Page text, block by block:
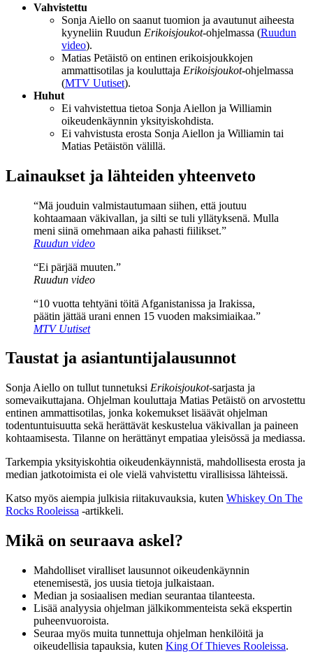
Vahvistettu
Sonja Aiello on saanut tuomion ja avautunut aiheesta
kyyneliin Ruudun Erikoisjoukot-ohjelmassa (Ruudun
video).
Matias Petäistö on entinen erikoisjoukkojen
ammattisotilas ja kouluttaja Erikoisjoukot-ohjelmassa
(MTV Uutiset).
Huhut
Ei vahvistettua tietoa Sonja Aiellon ja Williamin
oikeudenkäynnin yksityiskohdista.
Ei vahvistusta erosta Sonja Aiellon ja Williamin tai
Matias Petäistön välillä.
Lainaukset ja lähteiden yhteenveto
“Mä jouduin valmistautumaan siihen, että joutuu
kohtaamaan väkivallan, ja silti se tuli yllätyksenä. Mulla
meni siinä omehmaan aika pahasti fiilikset.”
Ruudun video
“Ei pärjää muuten.”
Ruudun video
“10 vuotta tehtyäni töitä Afganistanissa ja Irakissa,
päätin jättää urani ennen 15 vuoden maksimiaikaa.”
MTV Uutiset
Taustat ja asiantuntijalausunnot
Sonja Aiello on tullut tunnetuksi Erikoisjoukot-sarjasta ja
somevaikuttajana. Ohjelman kouluttaja Matias Petäistö on arvostettu
entinen ammattisotilas, jonka kokemukset lisäävät ohjelman
todentuntuisuutta sekä herättävät keskustelua väkivallan ja paineen
kohtaamisesta. Tilanne on herättänyt empatiaa yleisössä ja mediassa.
Tarkempia yksityiskohtia oikeudenkäynnistä, mahdollisesta erosta ja
median jatkotoimista ei ole vielä vahvistettu virallisissa lähteissä.
Katso myös aiempia julkisia riitakuvauksia, kuten Whiskey On The
Rocks Rooleissa -artikkeli.
Mikä on seuraava askel?
Mahdolliset viralliset lausunnot oikeudenkäynnin
etenemisestä, jos uusia tietoja julkaistaan.
Median ja sosiaalisen median seurantaa tilanteesta.
Lisää analyysia ohjelman jälkikommenteista sekä ekspertin
puheenvuoroista.
Seuraa myös muita tunnettuja ohjelman henkilöitä ja
oikeudellisia tapauksia, kuten King Of Thieves Rooleissa.